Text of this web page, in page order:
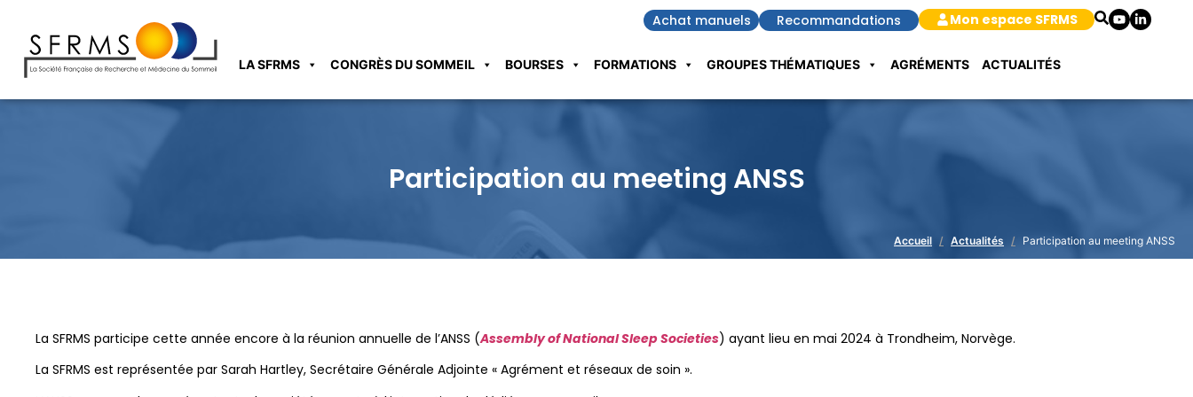
Mon espace SFRMS
Recommandations
Achat manuels
LA SFRMS CONGRÈS DU SOMMEIL BOURSES FORMATIONS GROUPES THÉMATIQUES AGRÉMENTS ACTUALITÉS
Accueil Actualités Participation au meeting ANSS
Participation au meeting ANSS
La SFRMS participe cette année encore à la réunion annuelle de l’ANSS (Assembly of National Sleep Societies) ayant lieu en mai 2024 à Trondheim, Norvège.
La SFRMS est représentée par Sarah Hartley, Secrétaire Générale Adjointe « Agrément et réseaux de soin ».